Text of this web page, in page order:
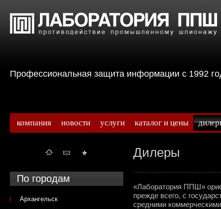
Профессиональная защита информации с
компания новости услуги каталог и цены
Дилеры
«Лаборатория ППШ»
прежде всего, с
средними
По городам
Архангельск